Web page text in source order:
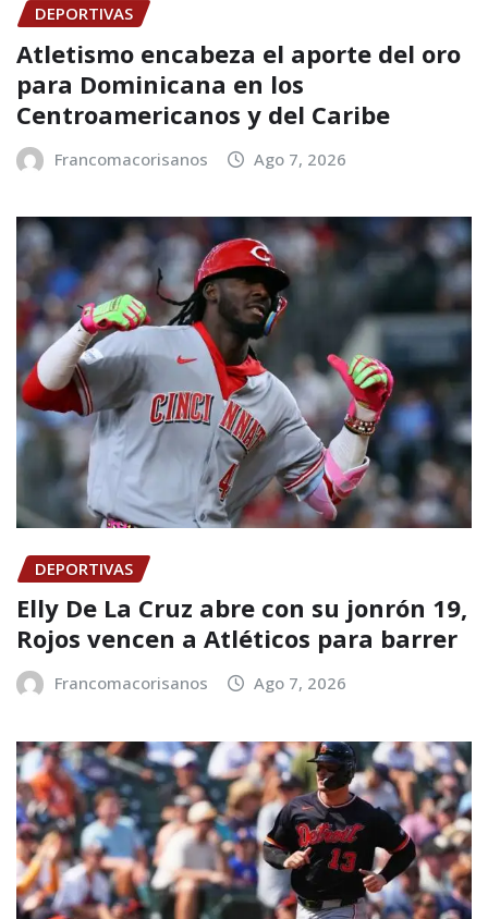
DEPORTIVAS
Atletismo encabeza el aporte del oro
para Dominicana en los
Centroamericanos y del Caribe
Francomacorisanos Ago 7, 2026
DEPORTIVAS
Elly De La Cruz abre con su jonrón 19,
Rojos vencen a Atléticos para barrer
Francomacorisanos Ago 7, 2026